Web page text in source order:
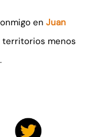
en Juan
territorios menos